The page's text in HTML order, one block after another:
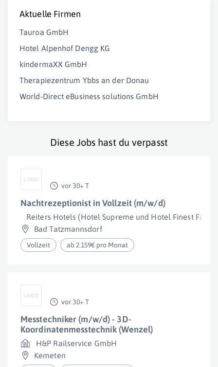
Aktuelle Firmen
Tauroa GmbH
Hotel Alpenhof Dengg KG
kindermaXX GmbH
Therapiezentrum Ybbs an der Donau
World-Direct eBusiness solutions GmbH
Diese Jobs hast du verpasst
vor 30+ T
Nachtrezeptionist in Vollzeit (m/w/d)
Reiters Hotels (Hotel Supreme und Hotel Finest
Bad Tatzmannsdorf
Vollzeit ab 2.159€ pro Monat
vor 30+ T
Messtechniker (m/w/d) - 3D-
Koordinatenmesstechnik (Wenzel)
H&P Railservice GmbH
Kemeten